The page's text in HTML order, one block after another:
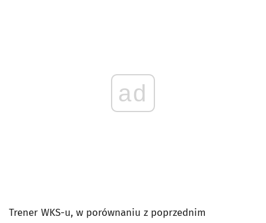
ad
Trener WKS-u, w porównaniu z poprzednim